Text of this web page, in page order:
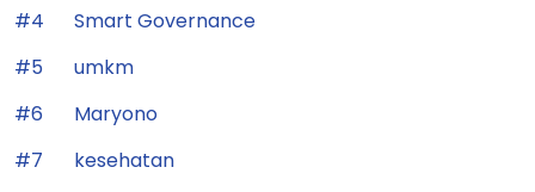
#4
Smart Governance
#5
umkm
#6
Maryono
#7
kesehatan